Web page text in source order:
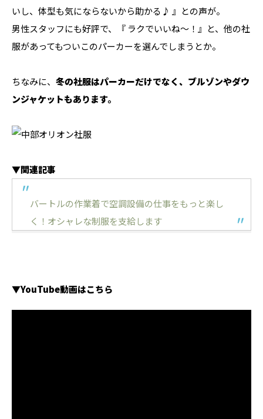
いし、体型も気にならないから助かる♪ 』との声が。
男性スタッフにも好評で、『 ラクでいいね～！』と、他の社
服があってもついこのパーカーを選んでしまうとか。
ちなみに、 冬の社服はパーカーだけでなく、ブルゾンやダウ
ンジャケットもあります。
▼関連記事
バートルの作業着で空調設備の仕事をもっと楽し
く！オシャレな制服を支給します
▼YouTube動画はこちら